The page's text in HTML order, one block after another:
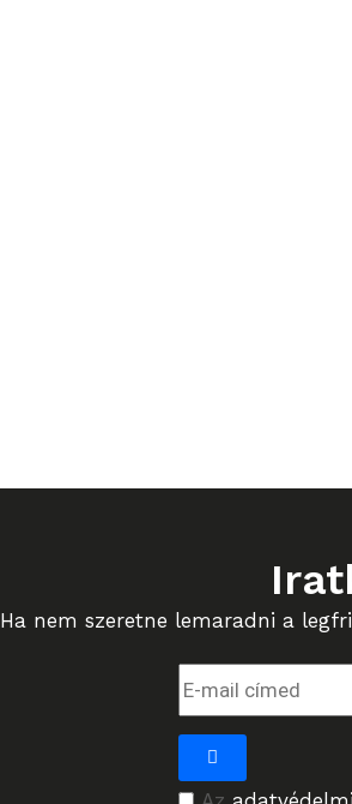
Ha nem szeretne lemaradni a